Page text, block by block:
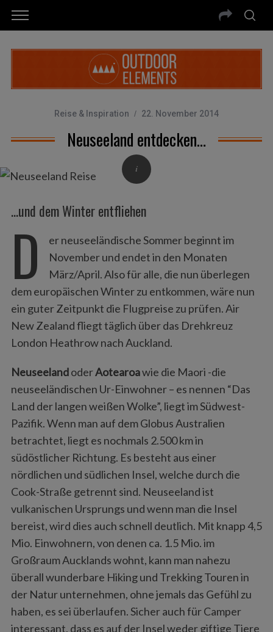
Reise & Inspiration 22. November 2014
Neuseeland entdecken…
…und dem Winter entfliehen
D
er neuseeländische Sommer beginnt im
November und endet in den Monaten
März/April. Also für alle, die nun überlegen
dem europäischen Winter zu entkommen, wäre nun
ein guter Zeitpunkt die Flugpreise zu prüfen. Air
New Zealand fliegt täglich über das Drehkreuz
London Heathrow nach Auckland.
NeuseelandoderAotearoawie die Maori -die
neuseeländischen Ur-Einwohner – es nennen “Das
Land der langen weißen Wolke”, liegt im Südwest-
Pazifik. Wenn man auf dem Globus Australien
betrachtet, liegt es nochmals 2.500 km in
südöstlicher Richtung. Es besteht aus einer
nördlichen und südlichen Insel, welche durch die
Cook-Straße getrennt sind. Neuseeland ist
vulkanischen Ursprungs und wenn man die Insel
bereist, wird dies auch schnell deutlich. Mit knapp 4,5
Mio. Einwohnern, von denen ca. 1.5 Mio. im
Großraum Aucklands wohnt, kann man nahezu
überall wunderbare Hiking und Trekking Touren in
der Natur unternehmen, ohne jemals das Gefühl zu
haben, es sei überlaufen. Sicher auch für Camper
interessant, dass es auf der Insel weder giftige Tiere